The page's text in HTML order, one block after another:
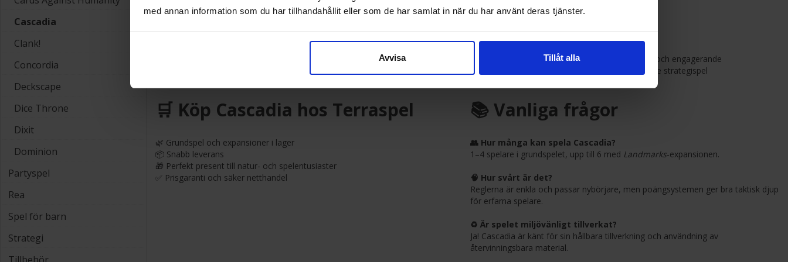
med annan information som du har tillhandahållit eller som de har samlat in när du har använt deras tjänster.
Avvisa Tillåt alla
Cascadia
Clank!
Concordia
Deckscape
Dice Throne
Dixit
Dominion
Partyspel
Rea
Spel för barn
Strategi
✅ För 1–4 spelare (kan utökas till 5–6 med expansion)
Perfekt för:
Familjen och vänner
Nya brädspelare som vill ha något vackert och engagerande
Erfarna spelare som vill ha ett avslappnande strategispel
🛒 Köp Cascadia hos Terraspel
🌿 Grundspel och expansioner i lager
📦 Snabb leverans
🎁 Perfekt present till natur- och spelentusiaster
✅ Prisgaranti och säker netthandel
📚 Vanliga frågor
👥 Hur många kan spela Cascadia?
1–4 spelare i grundspelet, upp till 6 med Landmarks-expansionen.
🧠 Hur svårt är det?
Reglerna är enkla och passar nybörjare, men poängsystemen ger bra taktisk djup
för erfarna spelare.
♻️ Är spelet miljövänligt tillverkat?
Ja! Cascadia är känt för sin hållbara tillverkning och användning av
återvinningsbara material.